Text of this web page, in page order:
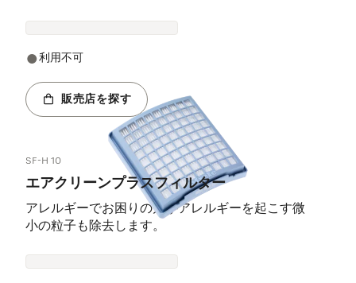
利用不可
販売店を探す
SF-H 10
エアクリーンプラスフィルター
アレルギーでお困りの方がアレルギーを起こす微
小の粒子も除去します。